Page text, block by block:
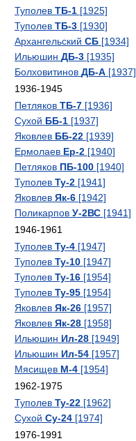
Туполев ТБ-1 [1925]
Туполев ТБ-3 [1930]
Архангельский СБ [1934]
Ильюшин ДБ-3 [1935]
Болховитинов ДБ-А [1937]
1936-1945
Петляков ТБ-7 [1936]
Сухой ББ-1 [1937]
Яковлев ББ-22 [1939]
Ермолаев Ер-2 [1940]
Петляков ПБ-100 [1940]
Туполев Ту-2 [1941]
Яковлев Як-6 [1942]
Поликарпов У-2ВС [1941]
1946-1961
Туполев Ту-4 [1947]
Туполев Ту-10 [1947]
Туполев Ту-16 [1954]
Туполев Ту-95 [1954]
Яковлев Як-26 [1957]
Яковлев Як-28 [1958]
Ильюшин Ил-28 [1949]
Ильюшин Ил-54 [1957]
Мясищев М-4 [1954]
1962-1975
Туполев Ту-22 [1962]
Сухой Су-24 [1974]
1976-1991